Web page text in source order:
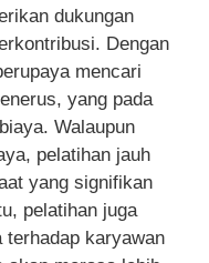
dukungan
Dengan
mencari
yang pada
Walaupun
pelatihan jauh
yang signifikan
pelatihan juga
terhadap karyawan